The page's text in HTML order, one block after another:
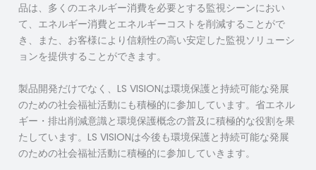
品は、多くのエネルギー消費を必要とする監視シーンにおい
て、エネルギー消費とエネルギーコストを削減することがで
き、また、お客様により信頼性の高い安定した監視ソリューシ
ョンを提供することができます。
製品開発だけでなく、LS VISIONは環境保護と持続可能な発展
のための社会福祉活動にも積極的に参加しています。省エネル
ギー・排出削減意識と環境保護概念の普及に積極的な役割を果
たしています。LS VISIONは今後も環境保護と持続可能な発展
のための社会福祉活動に積極的に参加していきます。